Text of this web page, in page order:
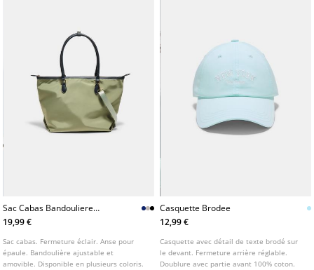
Sac Cabas Bandouliere
Combine
19,99 €
Sac cabas. Fermeture éclair. Anse pour
épaule. Bandoulière ajustable et
amovible. Disponible en plusieurs coloris.
Casquette Brodee
12,99 €
Casquette avec détail de texte brodé sur
le devant. Fermeture arrière réglable.
Doublure avec partie avant 100% coton.